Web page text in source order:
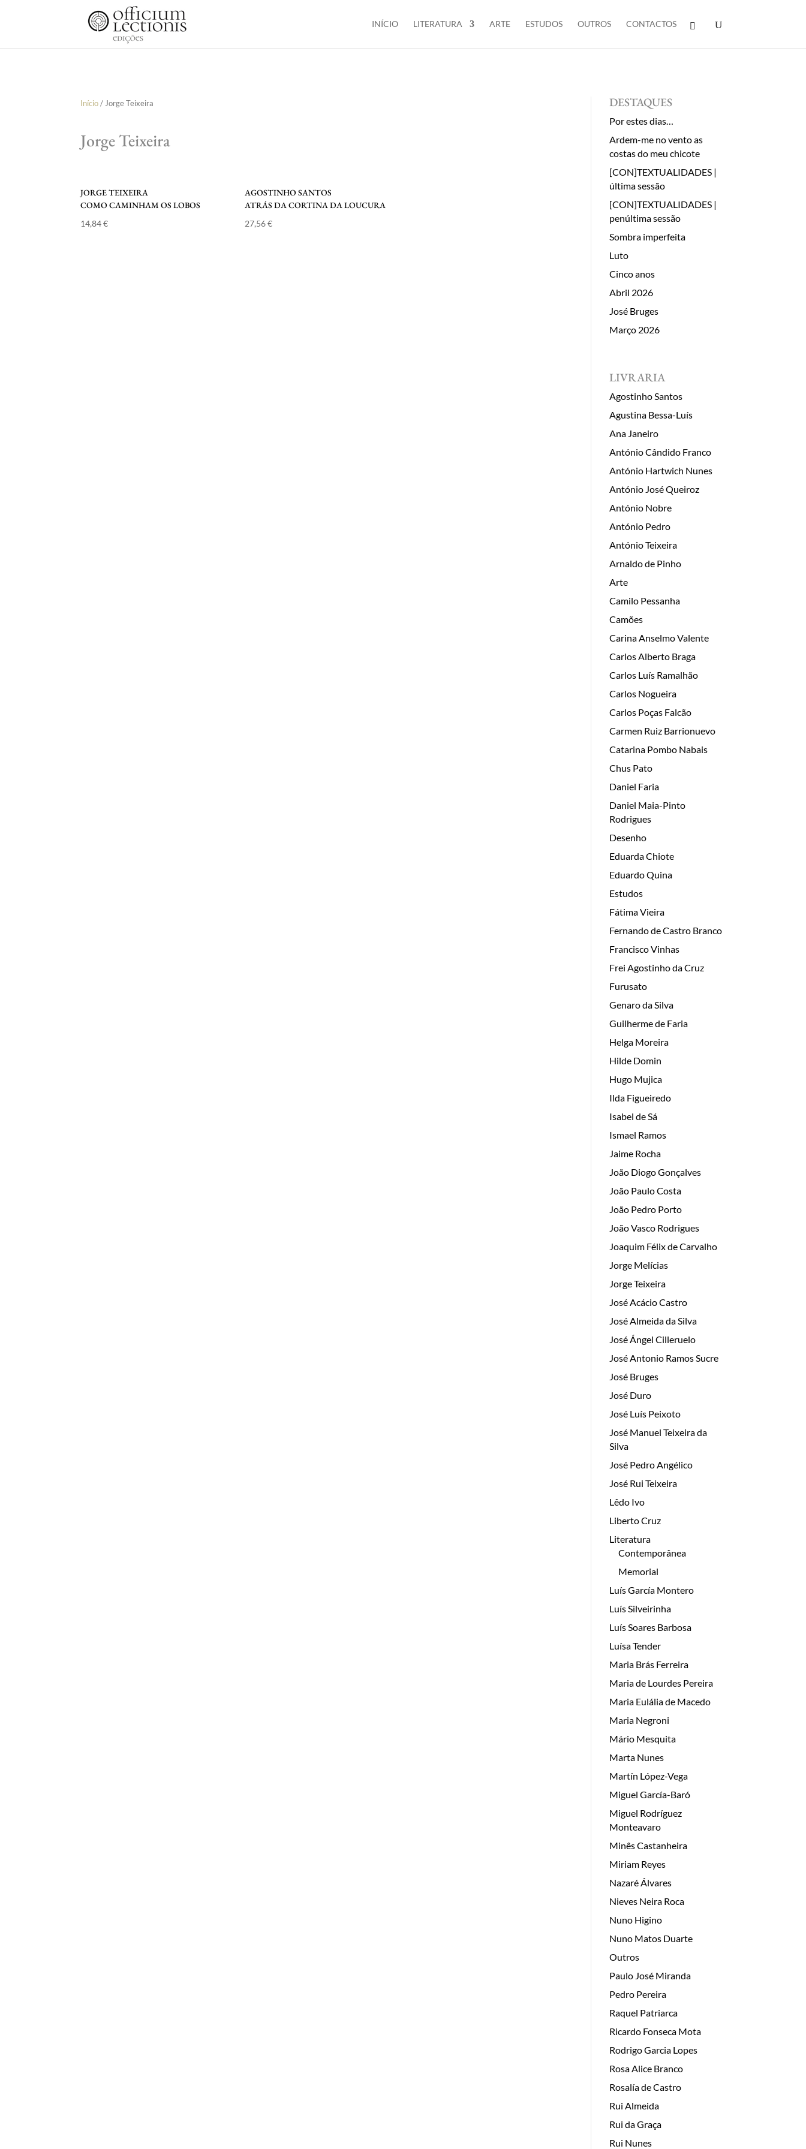
INÍCIO LITERATURA ARTE ESTUDOS OUTROS CONTACTOS
Início/ Jorge Teixeira
Jorge Teixeira
JORGE TEIXEIRA
COMO CAMINHAM OS LOBOS
14,84€
AGOSTINHO SANTOS
ATRÁS DA CORTINA DA LOUCURA
27,56€
DESTAQUES
Por estes dias…
Ardem-me no vento as
costas do meu chicote
[CON]TEXTUALIDADES |
última sessão
[CON]TEXTUALIDADES |
penúltima sessão
Sombra imperfeita
Luto
Cinco anos
Abril 2026
José Bruges
Março 2026
LIVRARIA
Agostinho Santos
Agustina Bessa-Luís
Ana Janeiro
António Cândido Franco
António Hartwich Nunes
António José Queiroz
António Nobre
António Pedro
António Teixeira
Arnaldo de Pinho
Arte
Camilo Pessanha
Camões
Carina Anselmo Valente
Carlos Alberto Braga
Carlos Luís Ramalhão
Carlos Nogueira
Carlos Poças Falcão
Carmen Ruiz Barrionuevo
Catarina Pombo Nabais
Chus Pato
Daniel Faria
Daniel Maia-Pinto
Rodrigues
Desenho
Eduarda Chiote
Eduardo Quina
Estudos
Fátima Vieira
Fernando de Castro Branco
Francisco Vinhas
Frei Agostinho da Cruz
Furusato
Genaro da Silva
Guilherme de Faria
Helga Moreira
Hilde Domin
Hugo Mujica
Ilda Figueiredo
Isabel de Sá
Ismael Ramos
Jaime Rocha
João Diogo Gonçalves
João Paulo Costa
João Pedro Porto
João Vasco Rodrigues
Joaquim Félix de Carvalho
Jorge Melícias
Jorge Teixeira
José Acácio Castro
José Almeida da Silva
José Ángel Cilleruelo
José Antonio Ramos Sucre
José Bruges
José Duro
José Luís Peixoto
José Manuel Teixeira da
Silva
José Pedro Angélico
José Rui Teixeira
Lêdo Ivo
Liberto Cruz
Literatura
Contemporânea
Memorial
Luís García Montero
Luís Silveirinha
Luís Soares Barbosa
Luísa Tender
Maria Brás Ferreira
Maria de Lourdes Pereira
Maria Eulália de Macedo
Maria Negroni
Mário Mesquita
Marta Nunes
Martín López-Vega
Miguel García-Baró
Miguel Rodríguez
Monteavaro
Minês Castanheira
Miriam Reyes
Nazaré Álvares
Nieves Neira Roca
Nuno Higino
Nuno Matos Duarte
Outros
Paulo José Miranda
Pedro Pereira
Raquel Patriarca
Ricardo Fonseca Mota
Rodrigo Garcia Lopes
Rosa Alice Branco
Rosalía de Castro
Rui Almeida
Rui da Graça
Rui Nunes